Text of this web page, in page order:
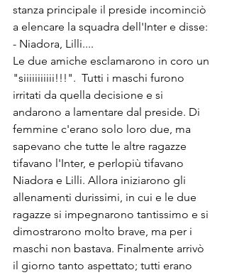
stanza principale il preside incominciò
a elencare la squadra dell'Inter e disse:
- Niadora, Lilli....
Le due amiche esclamarono in coro un
"siiiiiiiiiii!!!".  Tutti i maschi furono
irritati da quella decisione e si
andarono a lamentare dal preside. Di
femmine c'erano solo loro due, ma
sapevano che tutte le altre ragazze
tifavano l'Inter, e perlopiù tifavano
Niadora e Lilli. Allora iniziarono gli
allenamenti durissimi, in cui e le due
ragazze si impegnarono tantissimo e si
dimostrarono molto brave, ma per i
maschi non bastava. Finalmente arrivò
il giorno tanto aspettato; tutti erano